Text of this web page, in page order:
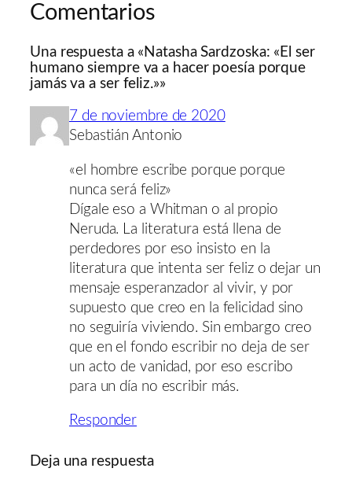
Comentarios
Una respuesta a «Natasha Sardzoska: «El ser
humano siempre va a hacer poesía porque
jamás va a ser feliz.»»
7 de noviembre de 2020
Sebastián Antonio
«el hombre escribe porque porque
nunca será feliz»
Dígale eso a Whitman o al propio
Neruda. La literatura está llena de
perdedores por eso insisto en la
literatura que intenta ser feliz o dejar un
mensaje esperanzador al vivir, y por
supuesto que creo en la felicidad sino
no seguiría viviendo. Sin embargo creo
que en el fondo escribir no deja de ser
un acto de vanidad, por eso escribo
para un día no escribir más.
Responder
Deja una respuesta